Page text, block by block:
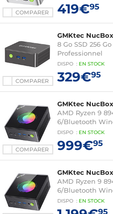
COMPARER 419€95
COMPARER
GMKtec
8 Go SSD 256
Professionnel
DISPO : EN STOCK
329€95
COMPARER
GMKtec NucBox
AMD Ryzen 9
6/Bluetooth
DISPO : EN STOCK
999€95
GMKtec NucBox
AMD Ryzen 9
6/Bluetooth
DISPO : EN STOCK
95